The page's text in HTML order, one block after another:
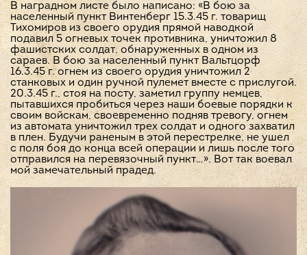
В наградном листе было написано: «В бою за
населенный пункт Винтенберг 15.3.45 г. товарищ
Тихомиров из своего орудия прямой наводкой
подавил 5 огневых точек противника, уничтожил 8
фашистских солдат, обнаруженных в одном из
сараев. В бою за населенный пункт Вальтцорф
16.3.45 г. огнем из своего орудия уничтожил 2
станковых и один ручной пулемет вместе с прислугой.
20.3.45 г., стоя на посту, заметил группу немцев,
пытавшихся пробиться через наши боевые порядки к
своим войскам, своевременно подняв тревогу, огнем
из автомата уничтожил трех солдат и одного захватил
в плен. Будучи раненым в этой перестрелке, не ушел
с поля боя до конца всей операции и лишь после того
отправился на перевязочный пункт…». Вот так воевал
мой замечательный прадед.